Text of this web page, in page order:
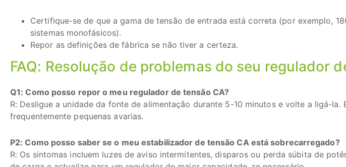
Certifique-se de que a gama de tensão de entrada está correta (por exemplo,
sistemas monofásicos).
Repor as definições de fábrica se não tiver a certeza.
FAQ: Resolução de problemas do seu regulador
Q1: Como posso repor o meu regulador de tensão CA?
R: Desligue a unidade da fonte de alimentação durante 5-10 minutos e volte a ligá-la.
frequentemente pequenas avarias.
P2: Como posso saber se o meu estabilizador de tensão CA está sobrecarregado?
R: Os sintomas incluem luzes de aviso intermitentes, disparos ou perda súbita de